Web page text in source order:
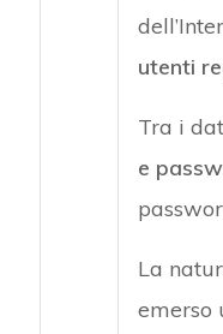
utenti
Tra i
e
La
emerso